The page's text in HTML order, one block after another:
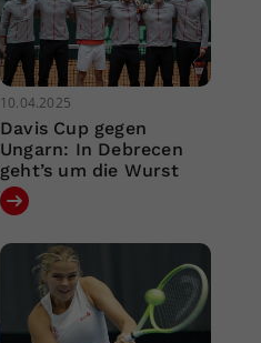
10.04.2025
Davis Cup gegen
Ungarn: In Debrecen
geht’s um die Wurst